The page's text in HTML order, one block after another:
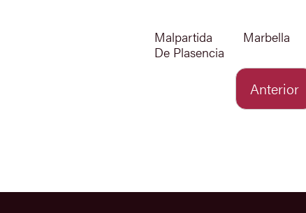
Malpartida
De Plasencia
Marbella
Anterior